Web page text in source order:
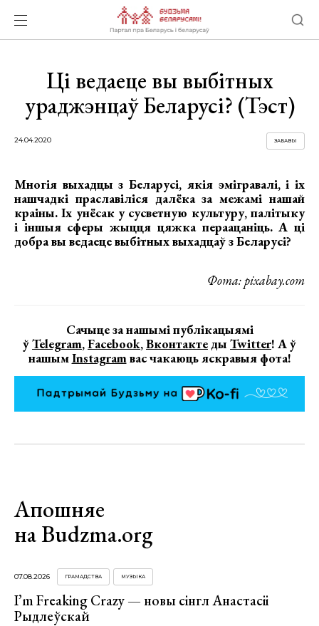
Ці ведаеце вы выбітных
ураджэнцаў Беларусі? (Тэст)
24.04.2020 ЗАБАВЫ
Многія выхадцы з Беларусі, якія эмігравалі, і іх
нашчадкі праславіліся далёка за межамі нашай
краіны. Іх унёсак у сусветную культуру, палітыку
і іншыя сферы жыцця цяжка пераацаніць. А ці
добра вы ведаеце выбітных выхадцаў з Беларусі?
Фота: pixabay.com
Сачыце за нашымі публікацыямі
ўTelegram,Facebook,Вконтактеды Twitter! А ў
нашымInstagramвас чакаюць яскравыя фота!
Апошняе
на Budzma.org
07.08.2026 ГРАМАДСТВА МУЗЫКА
I’m Freaking Crazy — новы сінгл Анастасіі
Рыдлеўскай